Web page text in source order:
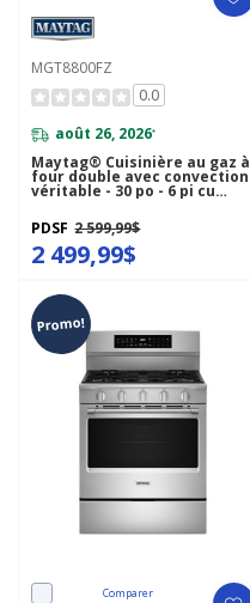
MGT8800FZ
0.0
août 26, 2026*
Maytag® Cuisinière au gaz à
four double avec convection
véritable - 30 po - 6 pi cu
PDSF 2 599,99$
2 499,99$
Promo!
Comparer